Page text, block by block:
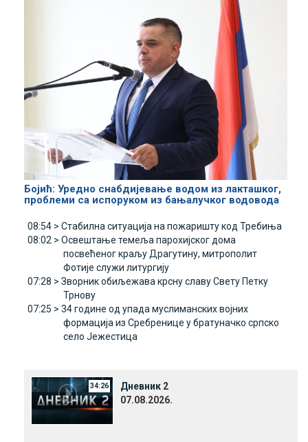
Бојић: Уредно снабдијевање водом из лакташког,
проблеми са испоруком из бањалучког водовода
08:54 > Стабилна ситуација на пожаришту код Требиња
08:02 > Освештање темеља парохијског дома
посвећеног краљу Драгутину, митрополит
Фотије служи литургију
07:28 > Зворник обиљежава крсну славу Свету Петку
Трнову
07:25 > 34 године од упада муслиманских војних
формација из Сребренице у братуначко српско
село Јежестица
34:26
Дневник 2
07.08.2026.